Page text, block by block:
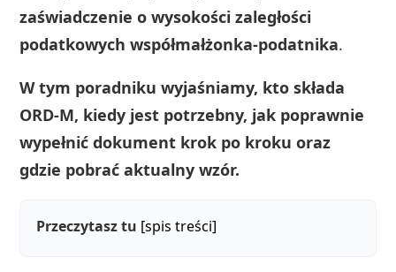
zaświadczenie o wysokości zaległości
podatkowych współmałżonka‑podatnika.
W tym poradniku wyjaśniamy, kto składa
ORD‑M, kiedy jest potrzebny, jak poprawnie
wypełnić dokument krok po kroku oraz
gdzie pobrać aktualny wzór.
Przeczytasz tu [spis treści]